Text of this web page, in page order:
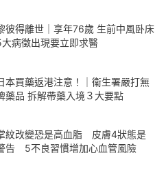
彼得離世｜享年76歲 生前中風卧床
大病徵出現要立即求醫
本買藥返港注意！｜衞生署嚴打無
藥品 拆解帶藥入境３大要點
紋改變恐是高血脂 皮膚4狀態是
告 5不良習慣增加心血管風險